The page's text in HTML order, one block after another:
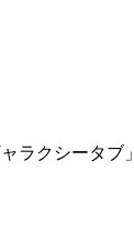
ラクシータブ」